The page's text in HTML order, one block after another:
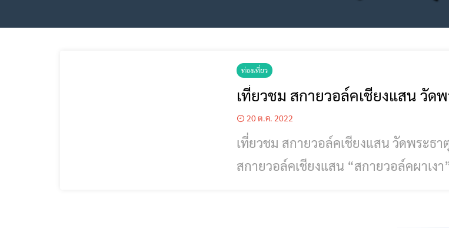
ท่องเที่ยว
เที่ยวชม สกายวอล์คเชียงแสน วัด
20 ต.ค. 2022
เที่ยวชม สกายวอล์คเชียงแสน วัดพระธาตุผาเงา อำเภอเชี
สกายวอล์คเชียงแสน “สกายวอล์คผาเง